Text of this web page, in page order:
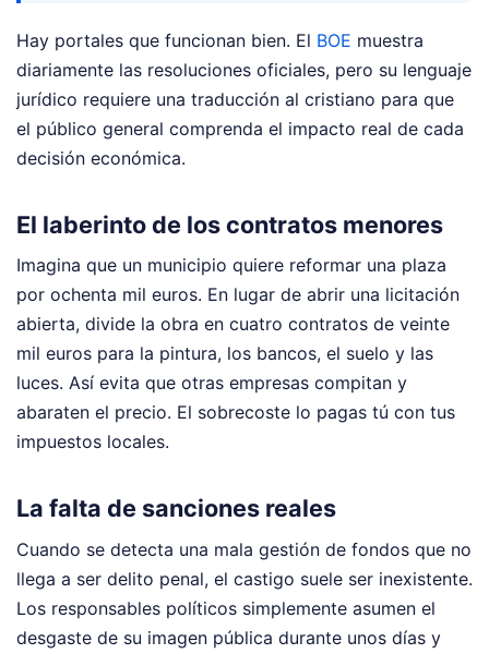
Hay portales que funcionan bien. El BOE muestra
diariamente las resoluciones oficiales, pero su lenguaje
jurídico requiere una traducción al cristiano para que
el público general comprenda el impacto real de cada
decisión económica.
El laberinto de los contratos menores
Imagina que un municipio quiere reformar una plaza
por ochenta mil euros. En lugar de abrir una licitación
abierta, divide la obra en cuatro contratos de veinte
mil euros para la pintura, los bancos, el suelo y las
luces. Así evita que otras empresas compitan y
abaraten el precio. El sobrecoste lo pagas tú con tus
impuestos locales.
La falta de sanciones reales
Cuando se detecta una mala gestión de fondos que no
llega a ser delito penal, el castigo suele ser inexistente.
Los responsables políticos simplemente asumen el
desgaste de su imagen pública durante unos días y